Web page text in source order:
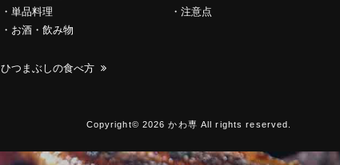
単品料理
お酒・飲み物
ひつまぶしの食べ方
注意点
Copyright© 2026 かわ専 All rights reserved.